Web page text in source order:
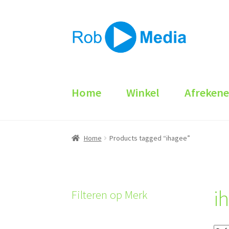
door
naar
Home Winkel
Home Products tagged “ihagee”
Filteren op Merk